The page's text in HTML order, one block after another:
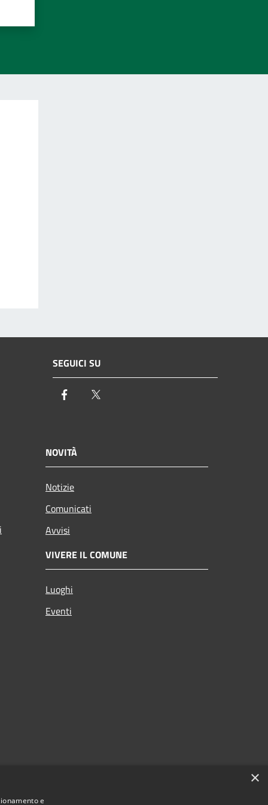
SEGUICI SU
Facebook
NOVITÀ
Notizie
Comunicati
Avvisi
VIVERE IL COMUNE
Luoghi
Eventi
×
e